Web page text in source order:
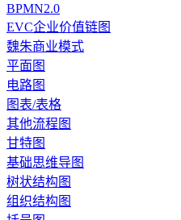
BPMN2.0
EVC企业价值链图
魏朱商业模式
平面图
电路图
图表/表格
其他流程图
甘特图
基础思维导图
树状结构图
组织结构图